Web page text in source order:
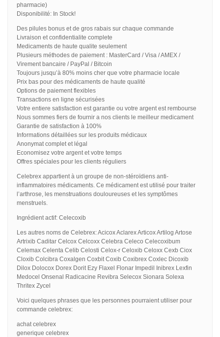
pharmacie)
Disponibilité: In Stock!
Des pilules bonus et de gros rabais sur chaque commande
Livraison et confidentialite complete
Medicaments de haute qualite seulement
Plusieurs méthodes de paiement : MasterCard / Visa / AMEX /
Virement bancaire / PayPal / Bitcoin
Toujours jusqu’à 80% moins cher que votre pharmacie locale
Prix bas pour des médicaments de haute qualité
Options de paiement flexibles
Transactions en ligne sécurisées
Votre entiere satisfaction est garantie ou votre argent est rembourse
Nous sommes fiers de fournir a nos clients le meilleur medicament
Garantie de satisfaction à 100%
Informations détaillées sur les produits médicaux
Anonymat complet et légal
Economisez votre argent et votre temps
Offres spéciales pour les clients réguliers
Celebrex appartient à un groupe de non-stéroïdiens anti-
inflammatoires médicaments. Ce médicament est utilisé pour traiter
l’arthrose, les menstruations douloureuses et les symptômes
menstruels.
Ingrédient actif: Celecoxib
Les autres noms de Celebrex: Acicox Aclarex Articox Artilog Artose
Artrixib Caditar Celcox Celcoxx Celebra Celeco Celecoxibum
Celemax Celenta Celib Celosti Celox-r Celoxib Celoxx Cexb Ciox
Cloxib Colcibra Coxalgen Coxbit Coxib Coxibrex Coxlec Dicoxib
Dilox Dolocox Dorex Dorit Ezy Flaxel Flonar Impedil Inibrex Lexfin
Medocel Onsenal Radicacine Revibra Selecox Sionara Solexa
Thritex Zycel
Voici quelques phrases que les personnes pourraient utiliser pour
commande celebrex:
achat celebrex
generique celebrex